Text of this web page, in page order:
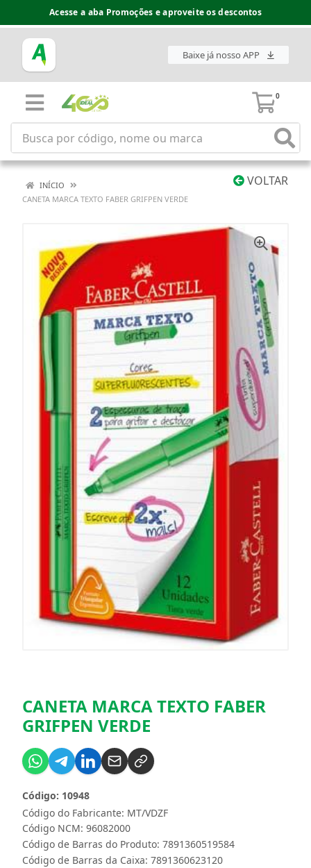
Acesse a aba Promoções e aproveite os descontos
Baixe já nosso APP
0
VOLTAR
INÍCIO
CANETA MARCA TEXTO FABER GRIFPEN VERDE
CANETA MARCA TEXTO FABER
GRIFPEN VERDE
Código do Fabricante: MT/VDZF
Código: 10948
Código NCM: 96082000
Código de Barras do Produto: 7891360519584
Código de Barras da Caixa: 7891360623120